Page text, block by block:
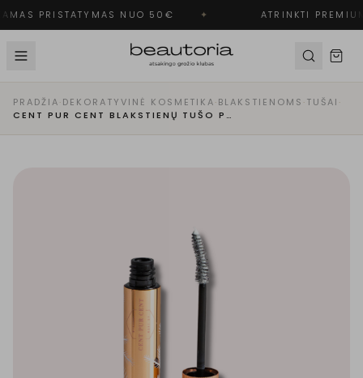
PRISTATYMAS NUO 50€ ✦ ATRINKTI
PRADŽIA·DEKORATYVINĖ KOSMETIKA·BLAKSTIENOMS ·TUŠAI ·
CENT PUR CENT BLAKSTIENŲ TUŠO PAGRINDAS | LE MERVEILLEUX